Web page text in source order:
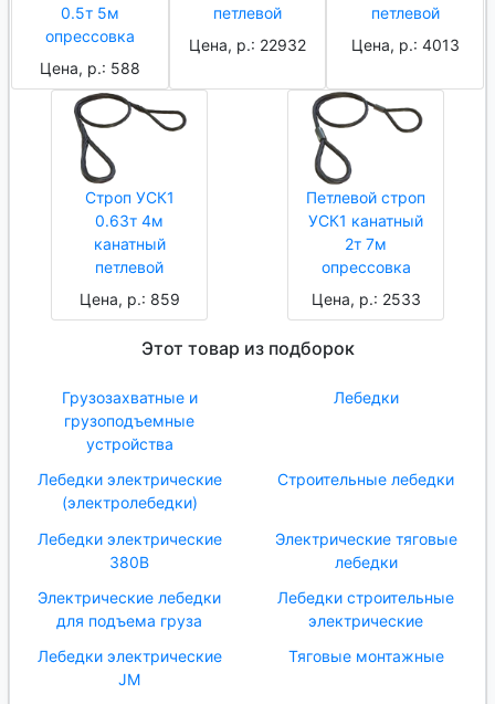
0.5т 5м
опрессовка
Цена, р.: 588
петлевой
Цена, р.: 22932
петлевой
Цена, р.: 4013
Строп УСК1
0.63т 4м
канатный
петлевой
Цена, р.: 859
Петлевой строп
УСК1 канатный
2т 7м
опрессовка
Цена, р.: 2533
Этот товар из подборок
Грузозахватные и
грузоподъемные
устройства
Лебедки
Лебедки электрические
(электролебедки)
Строительные лебедки
Лебедки электрические
380В
Электрические тяговые
лебедки
Электрические лебедки
для подъема груза
Лебедки строительные
электрические
Лебедки электрические
JM
Тяговые монтажные